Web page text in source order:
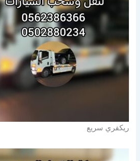
ريكفري سريع